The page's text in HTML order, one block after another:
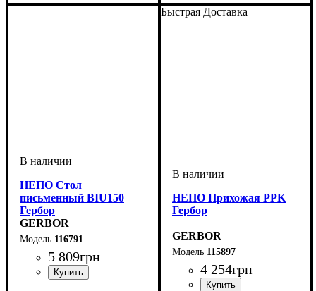
НЕПО Стол
письменный BIU150
Гербор
GERBOR
116791
5 809грн
Быстрая Доставка
НЕПО Прихожая PPK
Гербор
GERBOR
115897
4 254грн